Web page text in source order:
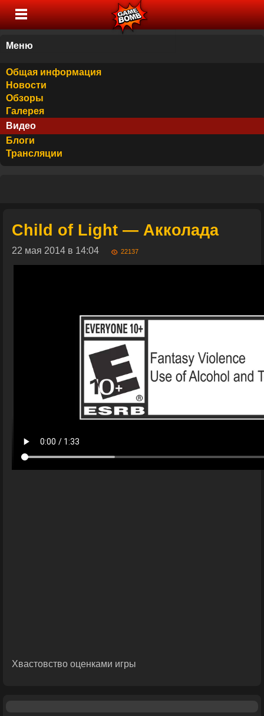
Меню
Общая информация
Новости
Обзоры
Галерея
Видео
Блоги
Трансляции
Child of Light — Акколада
22 мая 2014 в 14:04 22137
Хвастовство оценками игры